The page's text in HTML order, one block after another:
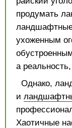
продумать
ухоженным
а
Однако,
и
Хаотичные